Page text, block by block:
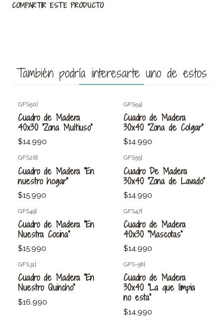
COMPARTIR ESTE PRODUCTO
También podría interesarte uno de estos
Agotado
GFS50
Cuadro de Madera
40x30 "Zona Multiuso"
$14.990
GFS54
Cuadro de Madera
30x40 "Zona de Colgar"
$14.990
GFS26
Cuadro de Madera "En
nuestro hogar"
$15.990
GFS55
Cuadro De Madera
30x40 "Zona de Lavado"
$14.990
GFS49|
Cuadro de Madera "En
Nuestra Cocina"
$15.990
GFS47|
Cuadro de Madera
40x30 "Mascotas"
$14.990
Agotado
GFS31
Cuadro de Madera "En
Nuestro Quincho"
$16.990
Agotado
GFS-58
Cuadro de Madera
30x40 "La que limpia
no esta"
$14.990